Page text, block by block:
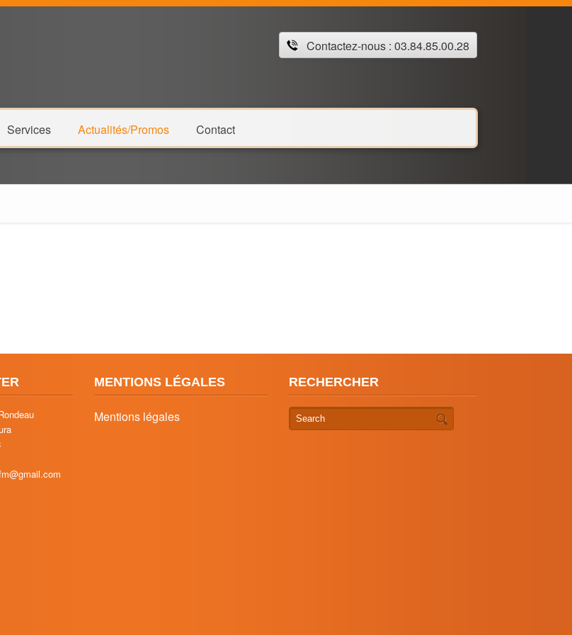
Contactez-nous : 03.84.85.00.28
Services Actualités/Promos Contact
MENTIONS LÉGALES
Mentions légales
RECHERCHER